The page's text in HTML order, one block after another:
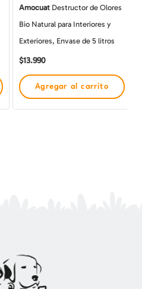
Amocuat Destructor de Olores
Bio Natural para Interiores y
Exteriores, Envase de 5 litros
$13.990
Agregar al carrito